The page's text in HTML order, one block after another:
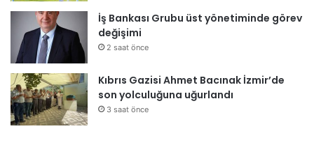
İş Bankası Grubu üst yönetiminde görev
değişimi
2 saat önce
Kıbrıs Gazisi Ahmet Bacınak İzmir’de
son yolculuğuna uğurlandı
3 saat önce